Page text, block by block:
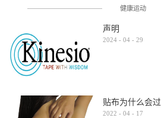
健康运动
声明
2024 - 04 - 29
贴布为什么会过
2022 - 04 - 17